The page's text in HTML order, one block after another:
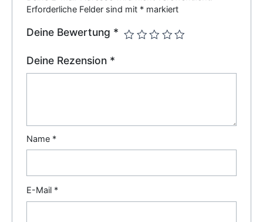
Erforderliche Felder sind mit * markiert
Deine Bewertung *
Deine Rezension *
Name *
E-Mail *